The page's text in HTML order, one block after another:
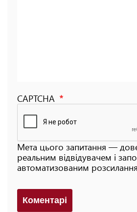
CAPTCHA
Мета цього запитання —
реальним відвідувачем і
автоматизованим
Коментарi